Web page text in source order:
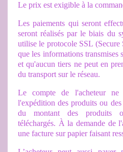
Le prix est exigible à la
Les paiements qui seront
seront réalisés par le biais du
utilise le protocole SSL
que les informations transmises
et qu'aucun tiers ne peut en
du transport sur le réseau.
Le compte de l'acheteur
l'expédition des produits ou
du montant des produits
téléchargés. À la demande de
une facture sur papier faisant